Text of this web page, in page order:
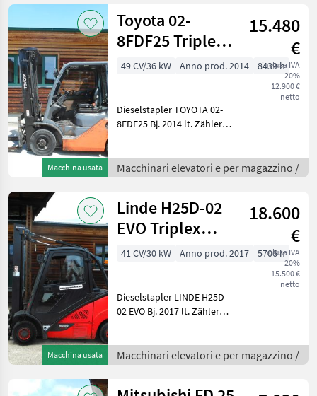
Macchina usata
Toyota 02-
8FDF25 Triplex +
SS + ZV + Kabine
15.480
€
inclusa IVA
20%
12.900 €
netto
49 CV/36 kW Anno prod. 2014 8439 h
Dieselstapler TOYOTA 02-
8FDF25 Bj. 2014 lt. Zähler
Bauhöhe 5, 50 Meter
Hubhöhe 36 KW -
Macchinari elevatori e per magazzino /
Macchina usata
Linde H25D-02
EVO Triplex
5,96m + SS +
18.600
€
inclusa IVA
20%
15.500 €
netto
41 CV/30 kW Anno prod. 2017 5706 h
Dieselstapler LINDE H25D-
02 EVO Bj. 2017 lt. Zähler
Bauhöhe 5, 96 Meter
Hubhöhe 30 KW -
Macchinari elevatori e per magazzino /